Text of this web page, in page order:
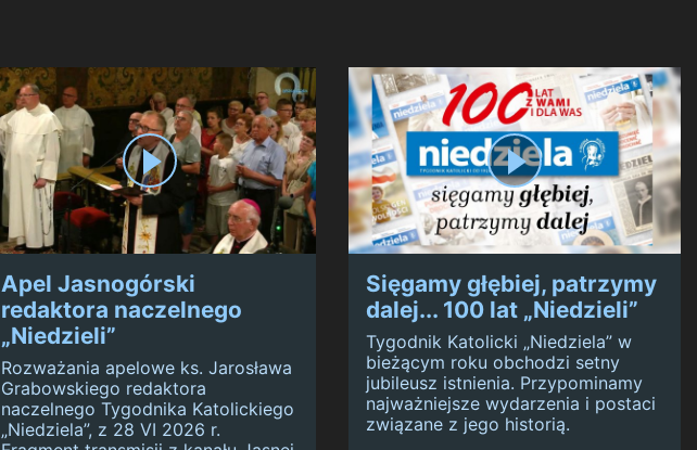
Apel Jasnogórski
redaktora naczelnego
„Niedzieli”
Rozważania apelowe ks. Jarosława
Grabowskiego redaktora
naczelnego Tygodnika Katolickiego
„Niedziela”, z 28 VI 2026 r.
Sięgamy głębiej, patrzymy
dalej... 100 lat „Niedzieli”
Tygodnik Katolicki „Niedziela” w
bieżącym roku obchodzi setny
jubileusz istnienia. Przypominamy
najważniejsze wydarzenia i postaci
związane z jego historią.